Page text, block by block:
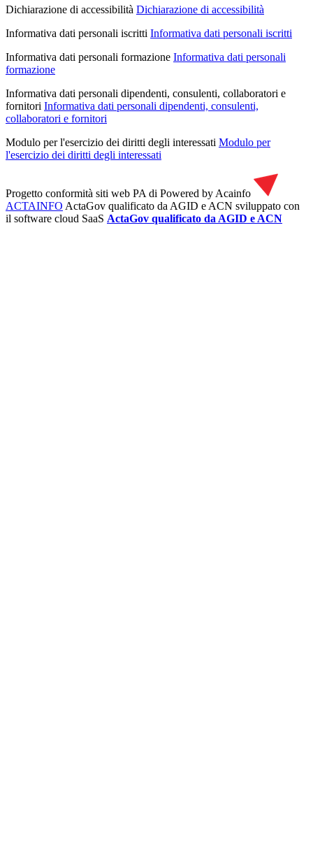
Dichiarazione di accessibilità Dichiarazione di accessibilità
Informativa dati personali iscritti Informativa dati personali iscritti
Informativa dati personali formazione Informativa dati personali
formazione
Informativa dati personali dipendenti, consulenti, collaboratori e
fornitori Informativa dati personali dipendenti, consulenti,
collaboratori e fornitori
Modulo per l'esercizio dei diritti degli interessati Modulo per
l'esercizio dei diritti degli interessati
Progetto conformità siti web PA di Powered by Acainfo
ACTAINFO ActaGov qualificato da AGID e ACN sviluppato con
il software cloud SaaS ActaGov qualificato da AGID e ACN